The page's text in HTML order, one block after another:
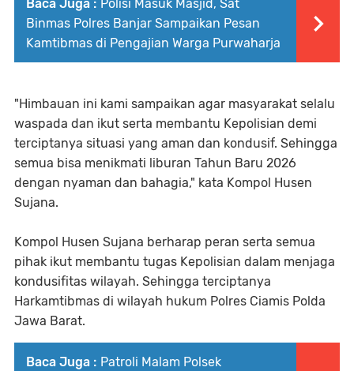
Baca Juga : Polisi Masuk Masjid, Sat
Binmas Polres Banjar Sampaikan Pesan
Kamtibmas di Pengajian Warga Purwaharja
"Himbauan ini kami sampaikan agar masyarakat selalu
waspada dan ikut serta membantu Kepolisian demi
terciptanya situasi yang aman dan kondusif. Sehingga
semua bisa menikmati liburan Tahun Baru 2026
dengan nyaman dan bahagia," kata Kompol Husen
Sujana.
Kompol Husen Sujana berharap peran serta semua
pihak ikut membantu tugas Kepolisian dalam menjaga
kondusifitas wilayah. Sehingga terciptanya
Harkamtibmas di wilayah hukum Polres Ciamis Polda
Jawa Barat.
Baca Juga : Patroli Malam Polsek